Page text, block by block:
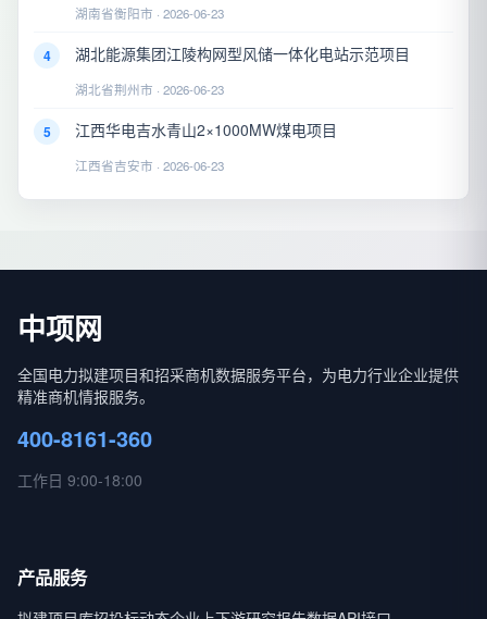
湖南省衡阳市 · 2026-06-23
4 湖北能源集团江陵构网型风储一体化电站示范项目
湖北省荆州市 · 2026-06-23
5 江西华电吉水青山2×1000MW煤电项目
江西省吉安市 · 2026-06-23
中项网
全国电力拟建项目和招采商机数据服务平台，为电力行业企业提供
精准商机情报服务。
400-8161-360
工作日 9:00-18:00
产品服务